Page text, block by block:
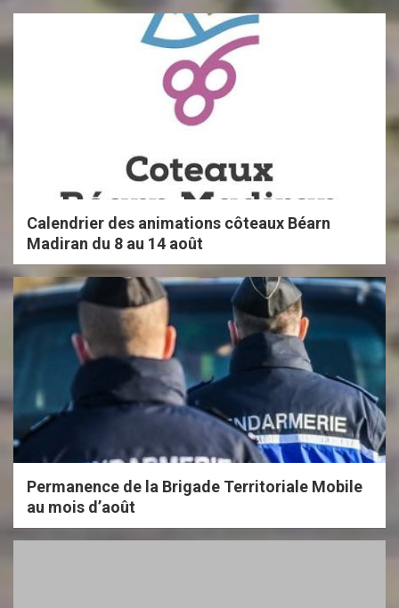
Calendrier des animations côteaux Béarn
Madiran du 8 au 14 août
Permanence de la Brigade Territoriale Mobile
au mois d’août